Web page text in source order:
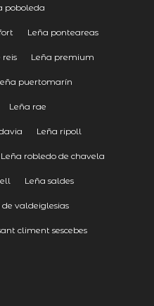
poboleda
Leña ponteareas
reis Leña premium
puertomarín
Leña rae
Leña ripoll
Leña robledo de chavela
Leña saldes
valdeiglesias
climent sescebes